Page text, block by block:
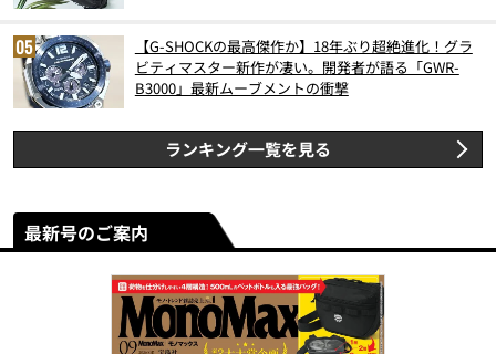
【G-SHOCKの最高傑作か】18年ぶり超絶進化！グラ
ビティマスター新作が凄い。開発者が語る「GWR-
B3000」最新ムーブメントの衝撃
ランキング一覧を見る
最新号のご案内